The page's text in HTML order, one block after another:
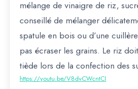
mélange de vinaigre de riz,
conseillé de mélanger
spatule en bois ou d’une
pas écraser les grains. Le riz
tiède lors de la confection des
https://youtu.be/V8dvCWcntCI